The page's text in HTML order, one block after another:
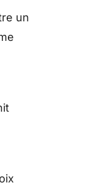
un